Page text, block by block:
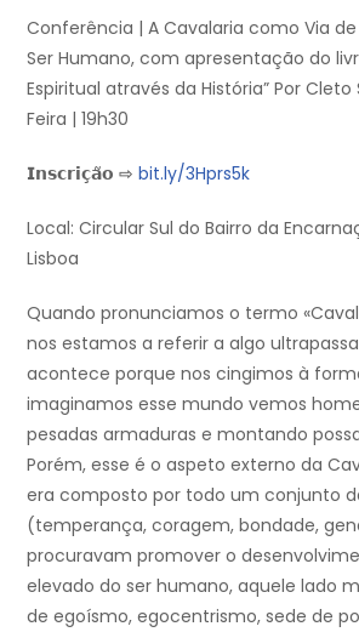
Conferência | A Cavalaria como Via
Ser Humano, com apresentação do
Espiritual através da História” Por
Feira | 19h30
𝗜𝗻𝘀𝗰𝗿𝗶𝗰̧𝗮̃𝗼 ⇨ bit.ly/3Hprs5k
Local: Circular Sul do Bairro da
Lisboa
Quando pronunciamos o termo
nos estamos a referir a algo
acontece porque nos cingimos à
imaginamos esse mundo vemos
pesadas armaduras e montando
Porém, esse é o aspeto externo da
era composto por todo um conjunto
(temperança, coragem, bondade,
procuravam promover o
elevado do ser humano, aquele lado
de egoísmo, egocentrismo, sede de